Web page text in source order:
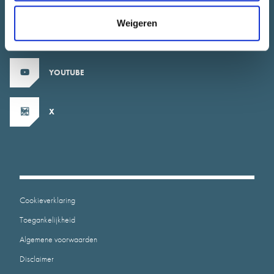
Weigeren
YOUTUBE
X
Cookieverklaring
Toegankelijkheid
Algemene voorwaarden
Disclaimer